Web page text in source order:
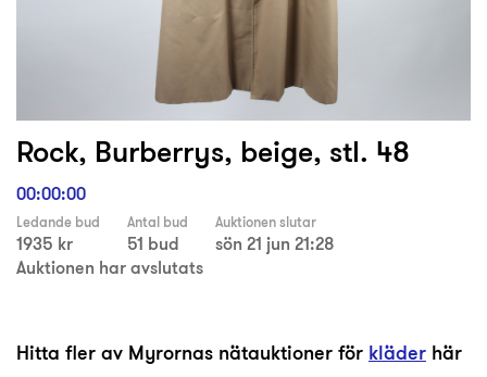
Rock, Burberrys, beige, stl. 48
00:00:00
Ledande bud
1935 kr
Antal bud
51 bud
Auktionen slutar
sön 21 jun 21:28
Auktionen har avslutats
Hitta fler av Myrornas nätauktioner för kläder här